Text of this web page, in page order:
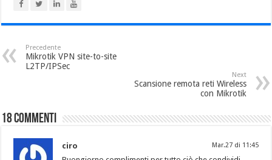
Precedente
Mikrotik VPN site-to-site
L2TP/IPSec
Next
Scansione remota reti Wireless
con Mikrotik
18 Commenti
ciro Mar.27 di 11:45